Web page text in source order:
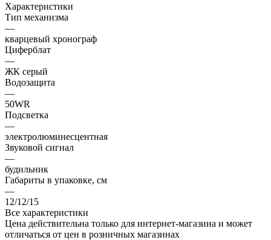
Характеристики
Тип механизма
—
кварцевый хронограф
Циферблат
—
ЖК серый
Водозащита
—
50WR
Подсветка
—
электролюминесцентная
Звуковой сигнал
—
будильник
Габариты в упаковке, см
—
12/12/15
Все характеристики
Цена действительна только для интернет-магазина и может
отличаться от цен в розничных магазинах